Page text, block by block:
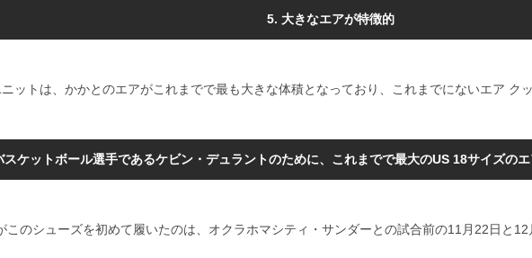
5. 大きなエアが特徴的
ットは、かかとのエアがこれまでで最も大きな体積となっており、これまでにないエア ク
スケットボール選手であるケビン・デュラントのために、これまでで最大のUS 18サイズの
このシューズを初めて履いたのは、オクラホマシティ・サンダーとの試合前の11月22日と